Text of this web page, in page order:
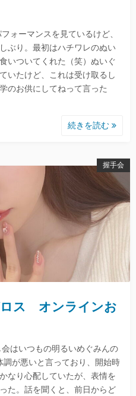
ォーマンスを見ているけど、
ぶり。最初はハチワレのぬい
いついてくれた（笑）ぬいぐ
いたけど、これは受け取るし
のお供にしてねって言った
続きを読む
握手会
ス オンラインお
はいつもの明るいめぐみんの
調が悪いと言っており、開始時
なり心配していたが、表情を
た。話を聞くと、前日からど